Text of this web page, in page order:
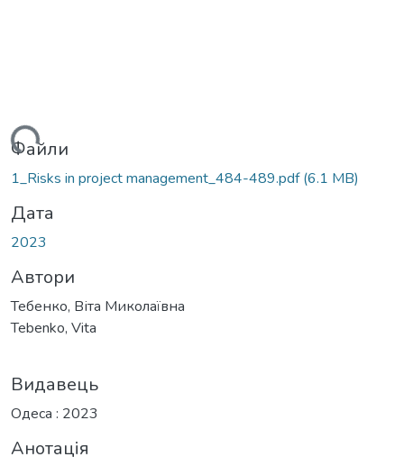
Файли
1_Risks in project management_484-489.pdf(6.1 MB)
Дата
2023
Автори
Тебенко, Віта Миколаївна
Tebenko, Vita
Видавець
Одеса : 2023
Анотація